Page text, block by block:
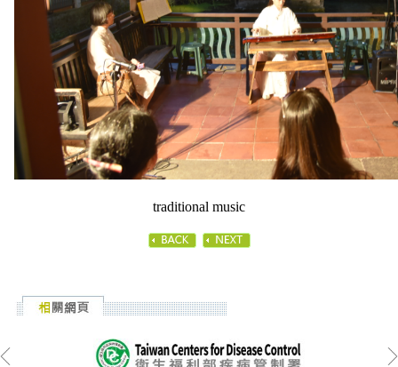
traditional music